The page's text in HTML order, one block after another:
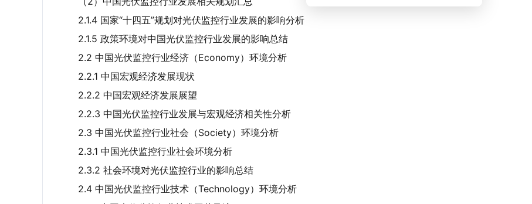
2.1.4 国家“十四五”规划对光伏监控行业发展的影响分析
2.1.5 政策环境对中国光伏监控行业发展的影响总结
2.2 中国光伏监控行业经济（Economy）环境分析
2.2.1 中国宏观经济发展现状
2.2.2 中国宏观经济发展展望
2.2.3 中国光伏监控行业发展与宏观经济相关性分析
2.3 中国光伏监控行业社会（Society）环境分析
2.3.1 中国光伏监控行业社会环境分析
2.3.2 社会环境对光伏监控行业的影响总结
2.4 中国光伏监控行业技术（Technology）环境分析